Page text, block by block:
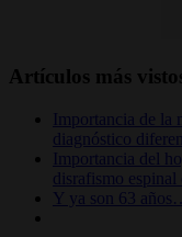
Artículos más
Importancia de la
diagnóstico
Importancia del
disrafismo espinal
Y ya son 63